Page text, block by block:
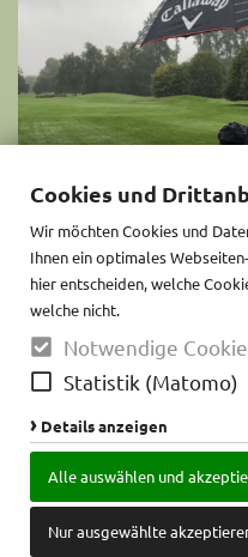
Cookies und
Wir möchten Cookies und
Ihnen ein optimales
hier entscheiden, welche
welche nicht.
Notwendige
Statistik (Matomo)
Details anzeigen
Alle auswählen und
Nur ausgewählte
Team Captain
Tam Mooney
Tel.: 0174/1763303
Datenschutz Impressum